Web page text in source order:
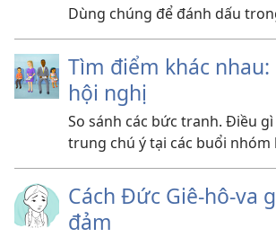
Dùng chúng để đánh dấu
Tìm điểm khác
hội nghị
So sánh các bức tranh. Điều
trung chú ý tại các buổi nhóm
Cách Đức Giê-hô-va
đảm